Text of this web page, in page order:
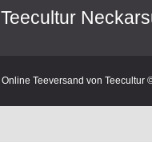
Teecultur
Online Teeversand von Teecultur